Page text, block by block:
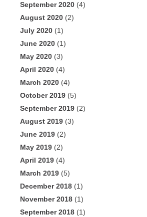
September 2020 (4)
August 2020 (2)
July 2020 (1)
June 2020 (1)
May 2020 (3)
April 2020 (4)
March 2020 (4)
October 2019 (5)
September 2019 (2)
August 2019 (3)
June 2019 (2)
May 2019 (2)
April 2019 (4)
March 2019 (5)
December 2018 (1)
November 2018 (1)
September 2018 (1)